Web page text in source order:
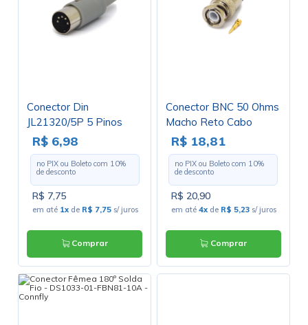
Conector Din
JL21320/5P 5 Pinos
Com Rabicho Cinza -
Jiali
R$ 6,98
no PIX ou Boleto com 10%
de desconto
R$ 7,75
em até 1x de R$ 7,75 s/ juros
Comprar
Conector BNC 50 Ohms
Macho Reto Cabo
Prensa Cabo RGC-6 -
LM-25 - Gav 137 - KLC
R$ 18,81
no PIX ou Boleto com 10%
de desconto
R$ 20,90
em até 4x de R$ 5,23 s/ juros
Comprar